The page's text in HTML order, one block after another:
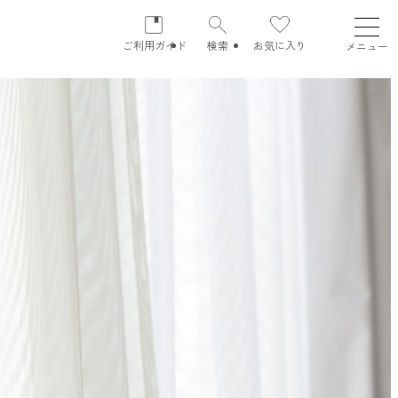
メニュー
ご利用ガイド 検索 お気に入り